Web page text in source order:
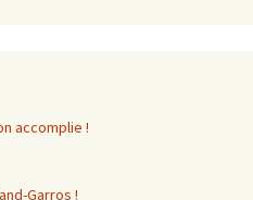
accomplie !
Garros !